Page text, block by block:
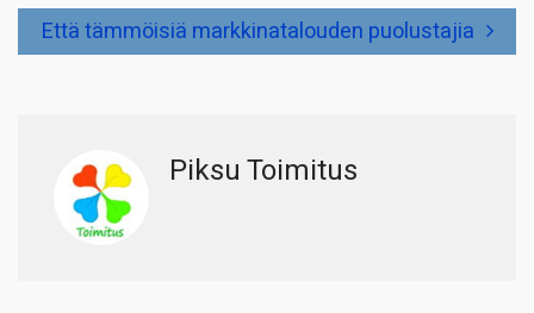
Että tämmöisiä markkinatalouden puolustajia
Piksu Toimitus